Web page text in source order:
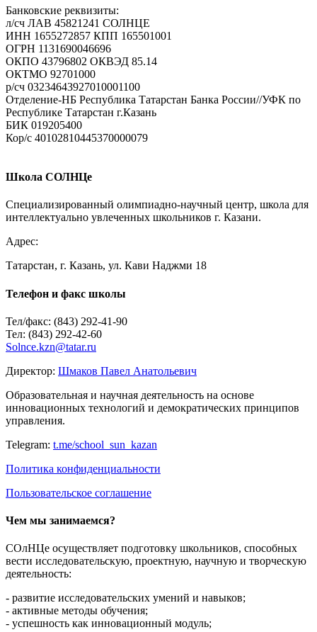
Банковские реквизиты:
л/сч ЛАВ 45821241 СОЛНЦЕ
ИНН 1655272857 КПП 165501001
ОГРН 1131690046696
ОКПО 43796802 ОКВЭД 85.14
ОКТМО 92701000
р/cч 03234643927010001100
Отделение-НБ Республика Татарстан Банка России//УФК по
Республике Татарстан г.Казань
БИК 019205400
Кор/с 40102810445370000079
Школа СОЛНЦе
Специализированный олимпиадно-научный центр, школа для
интеллектуально увлеченных школьников г. Казани.
Адрес:
Татарстан, г. Казань, ул. Кави Наджми 18
Телефон и факс школы
Тел/факс: (843) 292-41-90
Тел: (843) 292-42-60
Solnce.kzn@tatar.ru
Директор: Шмаков Павел Анатольевич
Образовательная и научная деятельность на основе
инновационных технологий и демократических принципов
управления.
Telegram: t.me/school_sun_kazan
Политика конфиденциальности
Пользовательское соглашение
Чем мы занимаемся?
СОлНЦе осуществляет подготовку школьников, способных
вести исследовательскую, проектную, научную и творческую
деятельность:
- развитие исследовательских умений и навыков;
- активные методы обучения;
- успешность как инновационный модуль;